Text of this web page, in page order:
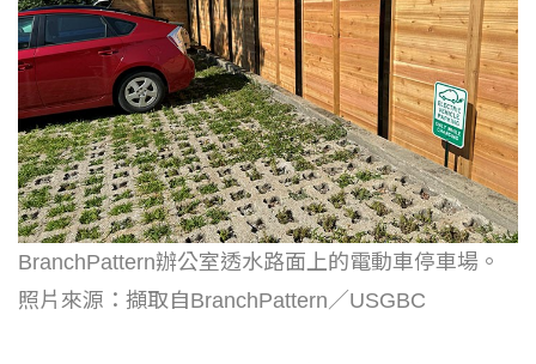
BranchPattern辦公室透水路面上的電動車停車場。
照片來源：擷取自BranchPattern／USGBC